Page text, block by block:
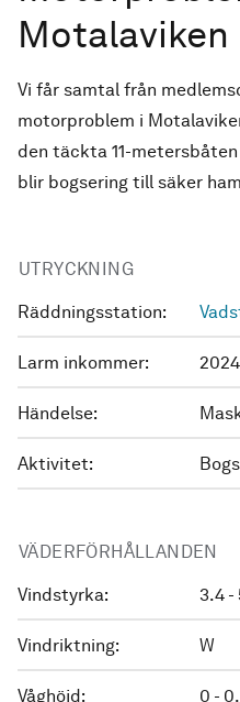
Motalaviken
Vi får samtal från
motorproblem i
den täckta 11-
blir bogsering till säker
UTRYCKNING
Räddningsstation:
Larm inkommer:
Händelse:
Aktivitet:
VÄDERFÖRHÅLLANDEN
Vindstyrka: 3.4 -
Vindriktning: W
Våghöjd: 0 -